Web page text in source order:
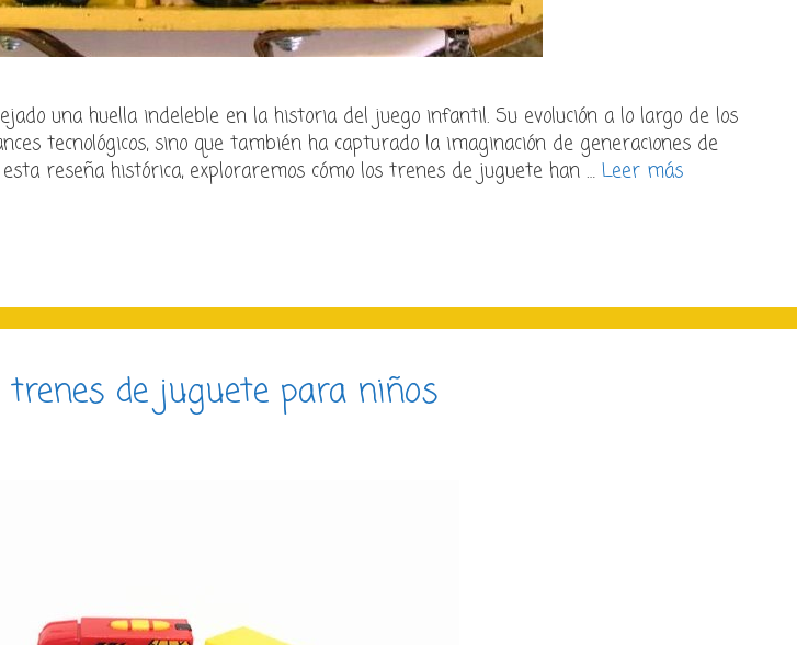
una huella indeleble en la historia del juego infantil. Su evolución a lo largo de los
tecnológicos, sino que también ha capturado la imaginación de generaciones de
reseña histórica, exploraremos cómo los trenes de juguete han … Leer más
trenes de juguete para niños